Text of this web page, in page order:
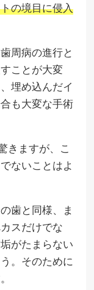
の境目に侵入
周病の進行と
ことが大変
埋め込んだイ
も大変な手術
きますが、こ
ないことはよ
歯と同様、ま
スだけでな
がたまらない
。そのために